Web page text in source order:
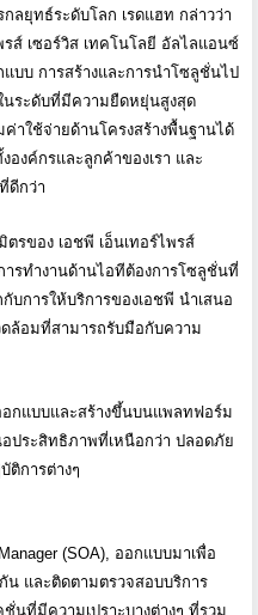
กลยุทธ์ระดับโลก เรดแฮท กล่าวว่า
รส์ เซอร์วิส เทคโนโลยี อัลไลแอนซ์
แบบ การสร้างและการนำโซลูชั่นไป
นระดับที่มีความยืดหยุ่นสูงสุด
าใช้จ่ายด้านโครงสร้างพื้นฐานได้
องค์กรและลูกค้าของเรา และ
ดีกว่า
รของ เอชพี เอ็นเทอร์ไพรส์
ารทำงานด้านไอทีต้องการโซลูชั่นที่
บการให้บริการของเอชพี นำเสนอ
ล้อมที่สามารถรับมือกับความ
อกแบบและสร้างขึ้นบนแพลทฟอร์ม
อประสิทธิภาพที่เหนือกว่า ปลอดภัย
การต่างๆ
(SOA), ออกแบบมาเพื่อ
น และติดตามตรวจสอบบริการ
ชั่นที่มีความเปราะบางต่างๆ ที่รวม